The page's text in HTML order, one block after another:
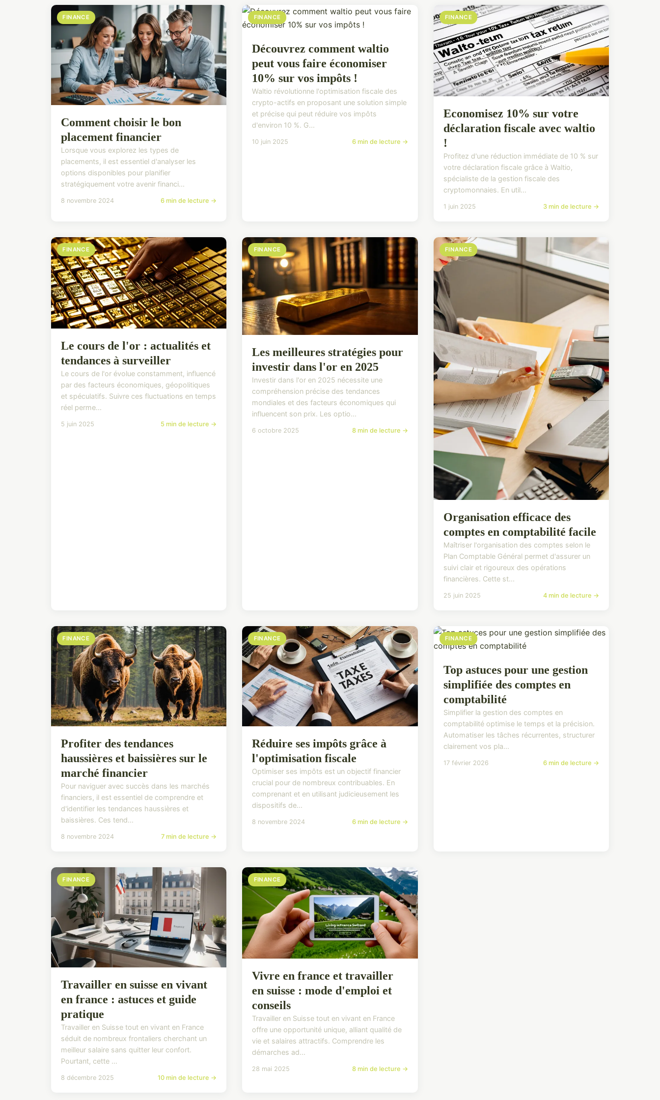
FINANCE
Comment choisir le bon
placement financier
Lorsque vous explorez les types de
placements, il est essentiel d'analyser les
options disponibles pour planifier
stratégiquement votre avenir financi...
8 novembre 2024 6 min de lecture →
FINANCE
Découvrez comment waltio
peut vous faire économiser
10% sur vos impôts !
Waltio révolutionne l'optimisation fiscale des
crypto-actifs en proposant une solution simple
et précise qui peut réduire vos impôts
d'environ 10 %. G...
10 juin 2025 6 min de lecture →
FINANCE
Economisez 10% sur votre
déclaration fiscale avec waltio
!
Profitez d'une réduction immédiate de 10 % sur
votre déclaration fiscale grâce à Waltio,
spécialiste de la gestion fiscale des
cryptomonnaies. En util...
1 juin 2025 3 min de lecture →
FINANCE
Le cours de l'or : actualités et
tendances à surveiller
Le cours de l'or évolue constamment, influencé
par des facteurs économiques, géopolitiques
et spéculatifs. Suivre ces fluctuations en temps
réel perme...
5 juin 2025 5 min de lecture →
FINANCE
Les meilleures stratégies pour
investir dans l'or en 2025
Investir dans l'or en 2025 nécessite une
compréhension précise des tendances
mondiales et des facteurs économiques qui
influencent son prix. Les optio...
6 octobre 2025 8 min de lecture →
FINANCE
Organisation efficace des
comptes en comptabilité facile
Maîtriser l'organisation des comptes selon le
Plan Comptable Général permet d'assurer un
suivi clair et rigoureux des opérations
financières. Cette st...
25 juin 2025 4 min de lecture →
FINANCE
Profiter des tendances
haussières et baissières sur le
marché financier
Pour naviguer avec succès dans les marchés
financiers, il est essentiel de comprendre et
d'identifier les tendances haussières et
baissières. Ces tend...
8 novembre 2024 7 min de lecture →
FINANCE
Réduire ses impôts grâce à
l'optimisation fiscale
Optimiser ses impôts est un objectif financier
crucial pour de nombreux contribuables. En
comprenant et en utilisant judicieusement les
dispositifs de...
8 novembre 2024 6 min de lecture →
FINANCE
Top astuces pour une gestion
simplifiée des comptes en
comptabilité
Simplifier la gestion des comptes en
comptabilité optimise le temps et la précision.
Automatiser les tâches récurrentes, structurer
clairement vos pla...
17 février 2026 6 min de lecture →
FINANCE
Travailler en suisse en vivant
en france : astuces et guide
pratique
Travailler en Suisse tout en vivant en France
séduit de nombreux frontaliers cherchant un
meilleur salaire sans quitter leur confort.
Pourtant, cette ...
8 décembre 2025 10 min de lecture →
FINANCE
Vivre en france et travailler
en suisse : mode d'emploi et
conseils
Travailler en Suisse tout en vivant en France
offre une opportunité unique, alliant qualité de
vie et salaires attractifs. Comprendre les
démarches ad...
28 mai 2025 8 min de lecture →